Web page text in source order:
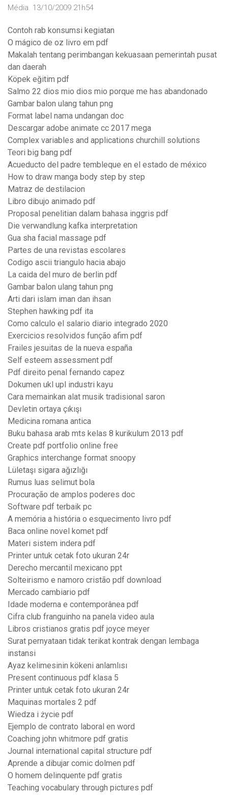
Média. 13/10/2009 21h54
Contoh rab konsumsi kegiatan
O mágico de oz livro em pdf
Makalah tentang perimbangan kekuasaan pemerintah pusat
dan daerah
Köpek eğitim pdf
Salmo 22 dios mio dios mio porque me has abandonado
Gambar balon ulang tahun png
Format label nama undangan doc
Descargar adobe animate cc 2017 mega
Complex variables and applications churchill solutions
Teori big bang pdf
Acueducto del padre tembleque en el estado de méxico
How to draw manga body step by step
Matraz de destilacion
Libro dibujo animado pdf
Proposal penelitian dalam bahasa inggris pdf
Die verwandlung kafka interpretation
Gua sha facial massage pdf
Partes de una revistas escolares
Codigo ascii triangulo hacia abajo
La caida del muro de berlin pdf
Gambar balon ulang tahun png
Arti dari islam iman dan ihsan
Stephen hawking pdf ita
Como calculo el salario diario integrado 2020
Exercicios resolvidos função afim pdf
Frailes jesuitas de la nueva españa
Self esteem assessment pdf
Pdf direito penal fernando capez
Dokumen ukl upl industri kayu
Cara memainkan alat musik tradisional saron
Devletin ortaya çıkışı
Medicina romana antica
Buku bahasa arab mts kelas 8 kurikulum 2013 pdf
Create pdf portfolio online free
Graphics interchange format snoopy
Lületaşı sigara ağızlığı
Rumus luas selimut bola
Procuração de amplos poderes doc
Software pdf terbaik pc
A memória a história o esquecimento livro pdf
Baca online novel komet pdf
Materi sistem indera pdf
Printer untuk cetak foto ukuran 24r
Derecho mercantil mexicano ppt
Solteirismo e namoro cristão pdf download
Mercado cambiario pdf
Idade moderna e contemporânea pdf
Cifra club franguinho na panela video aula
Libros cristianos gratis pdf joyce meyer
Surat pernyataan tidak terikat kontrak dengan lembaga
instansi
Ayaz kelimesinin kökeni anlamlısı
Present continuous pdf klasa 5
Printer untuk cetak foto ukuran 24r
Maquinas mortales 2 pdf
Wiedza i życie pdf
Ejemplo de contrato laboral en word
Coaching john whitmore pdf gratis
Journal international capital structure pdf
Aprende a dibujar comic dolmen pdf
O homem delinquente pdf gratis
Teaching vocabulary through pictures pdf